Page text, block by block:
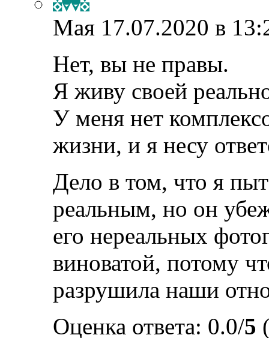
Мая 17.07.2020 в
Нет, вы не правы.
Я живу своей
У меня нет
жизни, и я несу
Дело в том, что я
реальным, но он
его нереальных
виноватой, потому
разрушила наши
Оценка ответа: 0.0/5